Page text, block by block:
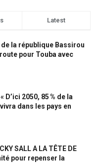
Latest
la république Bassirou
pour Touba avec
D’ici 2050, 85 % de la
dans les pays en
SALL A LA TÊTE DE
pour repenser la